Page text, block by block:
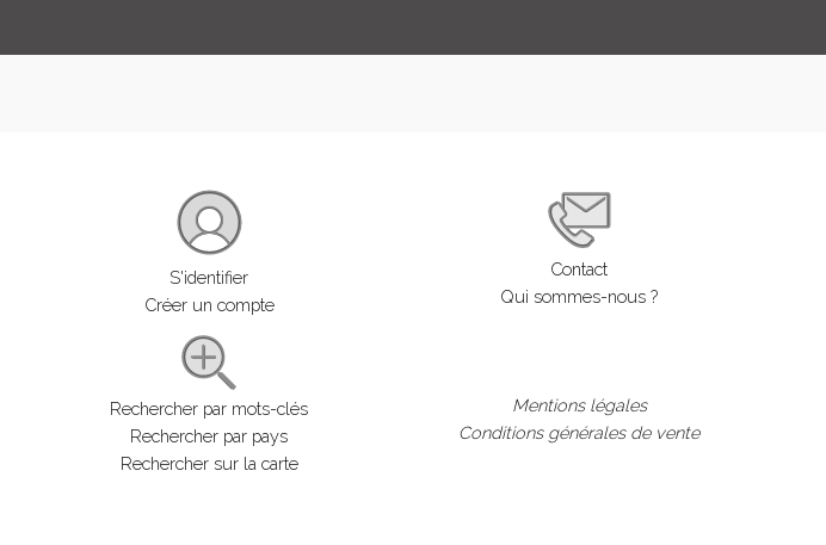
S'identifier
Créer un compte
Rechercher par mots-clés
Rechercher par pays
Rechercher sur la carte
Contact
Qui sommes-nous ?
Mentions légales
Conditions générales de vente